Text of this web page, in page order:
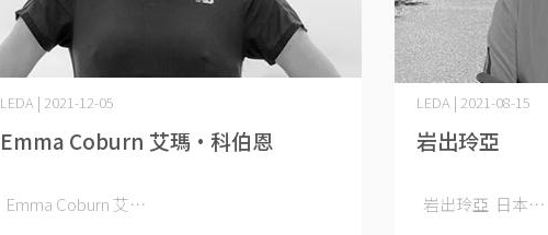
Emma Coburn 艾瑪·科伯恩
LEDA | 2021-12-05
Emma Coburn 艾⋯
岩出玲亞
LEDA | 2021-08-15
岩出玲亞 日本⋯